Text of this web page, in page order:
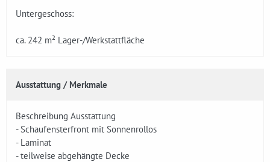
Untergeschoss:
ca. 242 m² Lager-/Werkstattfläche
Ausstattung / Merkmale
Beschreibung Ausstattung
- Schaufensterfront mit Sonnenrollos
- Laminat
- teilweise abgehängte Decke